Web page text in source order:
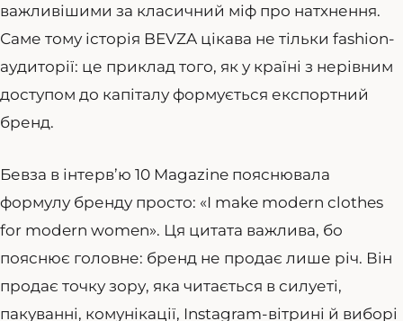
важливішими за класичний міф про натхнення.
Саме тому історія BEVZA цікава не тільки fashion-
аудиторії: це приклад того, як у країні з нерівним
доступом до капіталу формується експортний
бренд.
Бевза в інтерв’ю 10 Magazine пояснювала
формулу бренду просто: «I make modern clothes
for modern women». Ця цитата важлива, бо
пояснює головне: бренд не продає лише річ. Він
продає точку зору, яка читається в силуеті,
пакуванні, комунікації, Instagram-вітрині й виборі